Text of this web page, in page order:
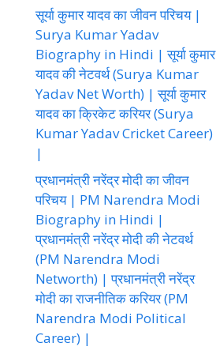
सूर्या कुमार यादव का जीवन परिचय |
Surya Kumar Yadav
Biography in Hindi | सूर्या कुमार
यादव की नेटवर्थ (Surya Kumar
Yadav Net Worth) | सूर्या कुमार
यादव का क्रिकेट करियर (Surya
Kumar Yadav Cricket Career)
|
प्रधानमंत्री नरेंद्र मोदी का जीवन
परिचय | PM Narendra Modi
Biography in Hindi |
प्रधानमंत्री नरेंद्र मोदी की नेटवर्थ
(PM Narendra Modi
Networth) | प्रधानमंत्री नरेंद्र
मोदी का राजनीतिक करियर (PM
Narendra Modi Political
Career) |